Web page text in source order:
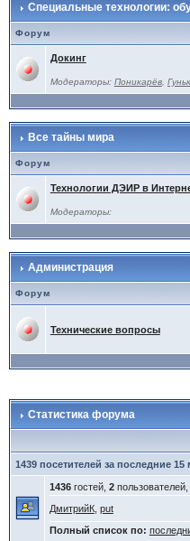
Специальные технологии:
Форум
Докинг
Модераторы: Поникарёв,
Все тайны мира
Форум
Технологии ДЭИР в
Модераторы:
Администрация
Форум
Технические вопросы
Статистика форума
1439 посетителей за последние 15
1436гостей, 2пользователей,
ДмитрийК, put
Полный список по: